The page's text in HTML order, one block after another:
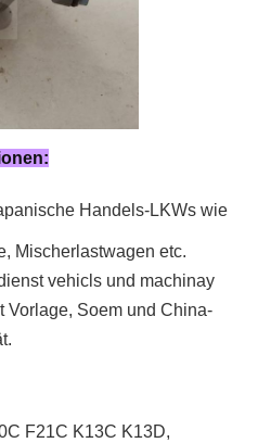
Handels-LKWs wie
Mischerlastwagen etc.
vehicls und machinay
Vorlage, Soem und China-
F21C K13C K13D,